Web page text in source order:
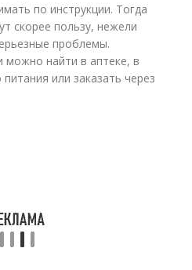
по инструкции. Тогда
скорее пользу, нежели
проблемы.
можно найти в аптеке, в
или заказать через